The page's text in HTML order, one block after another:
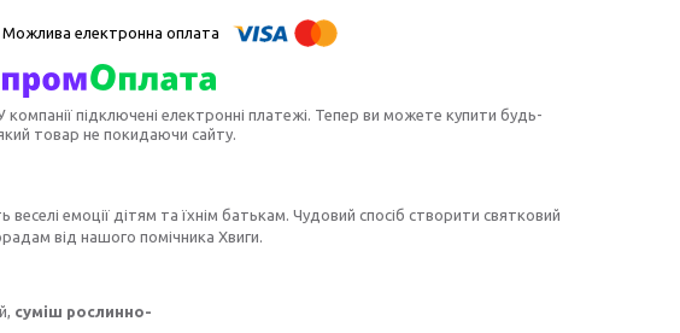
компанії підключені електронні платежі. Тепер ви можете купити будь-
товар не покидаючи сайту.
емоції дітям та їхнім батькам. Чудовий спосіб створити святковий
від нашого помічника Хвиги.
суміш рослинно-